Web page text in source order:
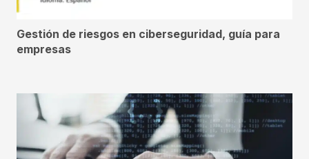
Gestión de riesgos en ciberseguridad, guía para
empresas